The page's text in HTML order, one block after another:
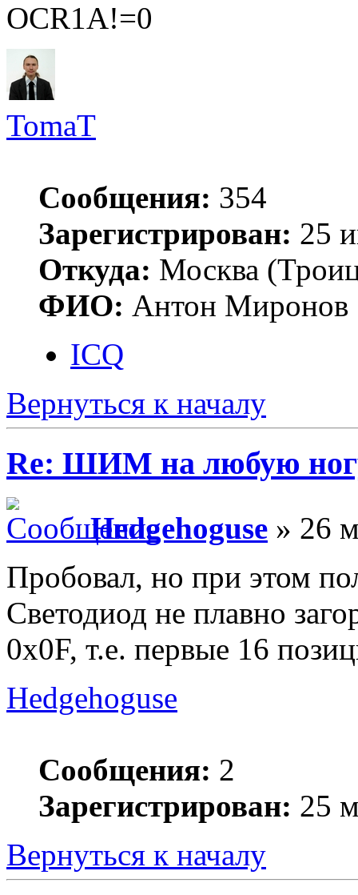
OCR1A!=0
TomaT
Сообщения: 354
Зарегистрирован: 25
Откуда: Москва
ФИО: Антон Миронов
ICQ
Вернуться к началу
Re: ШИМ на любую
Hedgehoguse » 26
Пробовал, но при этом
Светодиод не плавно
0x0F, т.е. первые 16
Hedgehoguse
Сообщения: 2
Зарегистрирован: 25
Вернуться к началу